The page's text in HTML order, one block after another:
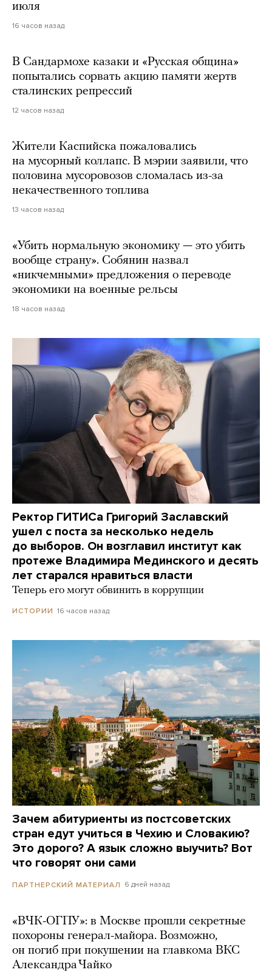
июля
16 часов назад
В Сандармохе казаки и «Русская община»
попытались сорвать акцию памяти жертв
сталинских репрессий
12 часов назад
Жители Каспийска пожаловались
на мусорный коллапс. В мэрии заявили, что
половина мусоровозов сломалась из-за
некачественного топлива
13 часов назад
«Убить нормальную экономику — это убить
вообще страну». Собянин назвал
«никчемными» предложения о переводе
экономики на военные рельсы
18 часов назад
Ректор ГИТИСа Григорий Заславский
ушел с поста за несколько недель
до выборов. Он возглавил институт как
протеже Владимира Мединского и десять
лет старался нравиться власти
Теперь его могут обвинить в коррупции
ИСТОРИИ 16 часов назад
Зачем абитуриенты из постсоветских
стран едут учиться в Чехию и Словакию?
Это дорого? А язык сложно выучить? Вот
что говорят они сами
ПАРТНЕРСКИЙ МАТЕРИАЛ 6 дней назад
«ВЧК-ОГПУ»: в Москве прошли секретные
похороны генерал-майора. Возможно,
он погиб при покушении на главкома ВКС
Александра Чайко